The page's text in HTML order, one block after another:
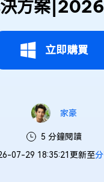
方案
立即購買
家豪
5 分鐘閱讀
07-29 18:35:21更新至